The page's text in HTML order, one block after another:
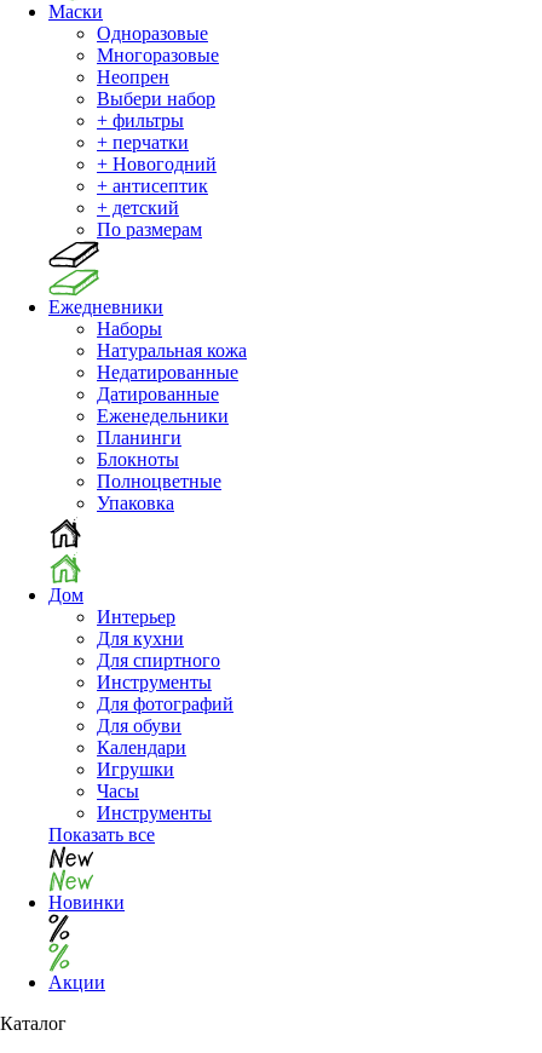
Маски
Одноразовые
Многоразовые
Неопрен
Выбери набор
+ фильтры
+ перчатки
+ Новогодний
+ антисептик
+ детский
По размерам
Ежедневники
Наборы
Натуральная кожа
Недатированные
Датированные
Еженедельники
Планинги
Блокноты
Полноцветные
Упаковка
Дом
Интерьер
Для кухни
Для спиртного
Инструменты
Для фотографий
Для обуви
Календари
Игрушки
Часы
Инструменты
Показать все
Новинки
Акции
Каталог